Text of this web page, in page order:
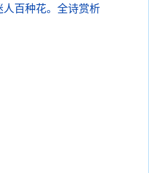
百种花。 全诗赏析